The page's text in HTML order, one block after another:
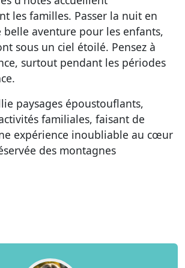
les familles. Passer la nuit en
aventure pour les enfants,
sous un ciel étoilé. Pensez à
surtout pendant les périodes
paysages époustouflants,
familiales, faisant de
expérience inoubliable au cœur
des montagnes